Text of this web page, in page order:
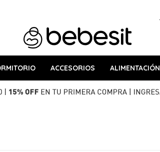
ACCESORIOS ALIMENTACIÓN